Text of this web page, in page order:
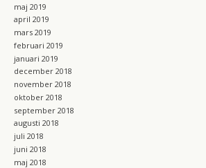
maj 2019
april 2019
mars 2019
februari 2019
januari 2019
december 2018
november 2018
oktober 2018
september 2018
augusti 2018
juli 2018
juni 2018
maj 2018